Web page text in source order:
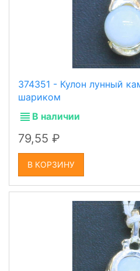
374351 - Кулон лунный
шариком
В наличии
79,55
В КОРЗИНУ